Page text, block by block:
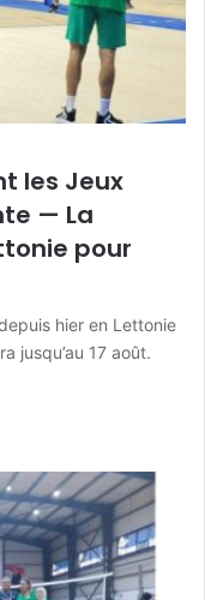
les Jeux
— La
pour
hier en Lettonie
jusqu’au 17 août.